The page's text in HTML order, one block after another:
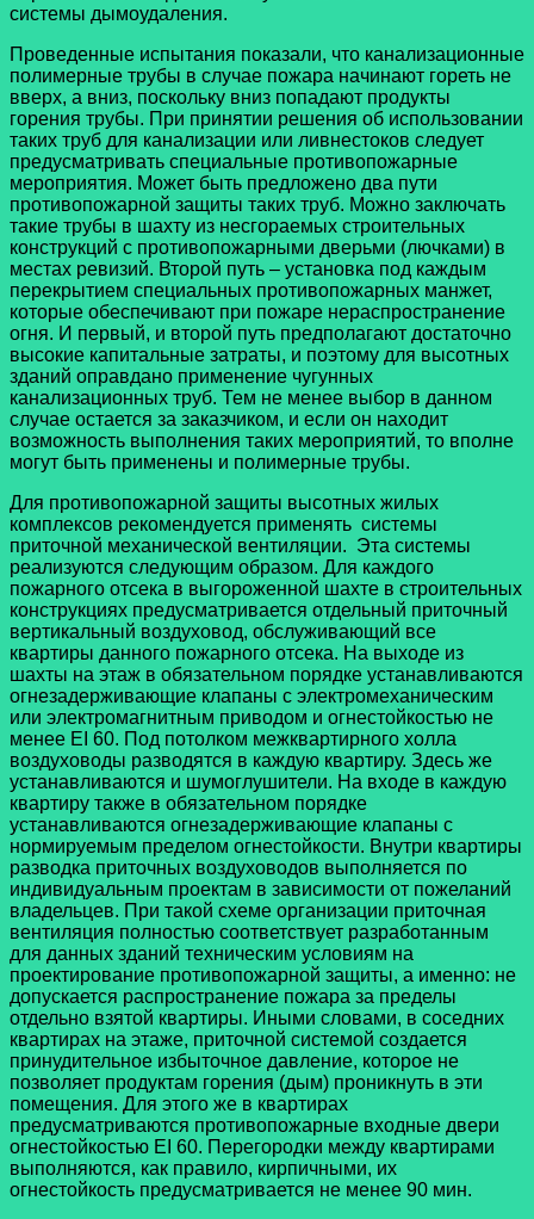
системы дымоудаления.
Проведенные испытания показали, что канализационные
полимерные трубы в случае пожара начинают гореть не
вверх, а вниз, поскольку вниз попадают продукты
горения трубы. При принятии решения об использовании
таких труб для канализации или ливнестоков следует
предусматривать специальные противопожарные
мероприятия. Может быть предложено два пути
противопожарной защиты таких труб. Можно заключать
такие трубы в шахту из несгораемых строительных
конструкций с противопожарными дверьми (лючками) в
местах ревизий. Второй путь – установка под каждым
перекрытием специальных противопожарных манжет,
которые обеспечивают при пожаре нераспространение
огня. И первый, и второй путь предполагают достаточно
высокие капитальные затраты, и поэтому для высотных
зданий оправдано применение чугунных
канализационных труб. Тем не менее выбор в данном
случае остается за заказчиком, и если он находит
возможность выполнения таких мероприятий, то вполне
могут быть применены и полимерные трубы.
Для противопожарной защиты высотных жилых
комплексов рекомендуется применять системы
приточной механической вентиляции. Эта системы
реализуются следующим образом. Для каждого
пожарного отсека в выгороженной шахте в строительных
конструкциях предусматривается отдельный приточный
вертикальный воздуховод, обслуживающий все
квартиры данного пожарного отсека. На выходе из
шахты на этаж в обязательном порядке устанавливаются
огнезадерживающие клапаны с электромеханическим
или электромагнитным приводом и огнестойкостью не
менее EI 60. Под потолком межквартирного холла
воздуховоды разводятся в каждую квартиру. Здесь же
устанавливаются и шумоглушители. На входе в каждую
квартиру также в обязательном порядке
устанавливаются огнезадерживающие клапаны с
нормируемым пределом огнестойкости. Внутри квартиры
разводка приточных воздуховодов выполняется по
индивидуальным проектам в зависимости от пожеланий
владельцев. При такой схеме организации приточная
вентиляция полностью соответствует разработанным
для данных зданий техническим условиям на
проектирование противопожарной защиты, а именно: не
допускается распространение пожара за пределы
отдельно взятой квартиры. Иными словами, в соседних
квартирах на этаже, приточной системой создается
принудительное избыточное давление, которое не
позволяет продуктам горения (дым) проникнуть в эти
помещения. Для этого же в квартирах
предусматриваются противопожарные входные двери
огнестойкостью EI 60. Перегородки между квартирами
выполняются, как правило, кирпичными, их
огнестойкость предусматривается не менее 90 мин.